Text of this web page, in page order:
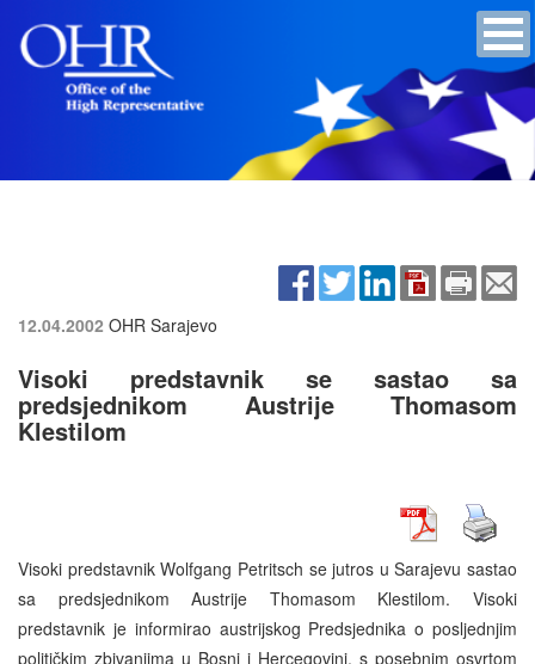
12.04.2002 OHR Sarajevo
Visoki predstavnik se sastao sa
predsjednikom Austrije Thomasom
Klestilom
Visoki predstavnik Wolfgang Petritsch se jutros u Sarajevu sastao
sa predsjednikom Austrije Thomasom Klestilom. Visoki
predstavnik je informirao austrijskog Predsjednika o posljednjim
političkim zbivanjima u Bosni i Hercegovini, s posebnim osvrtom